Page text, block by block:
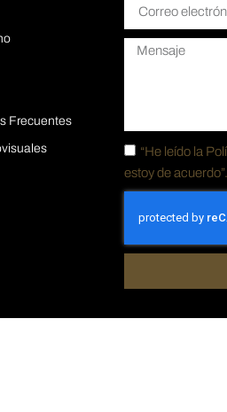
Frecuentes
“He leído la
estoy de acuerdo”.